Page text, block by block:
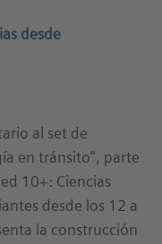
desde
al set de
en tránsito", parte
10+: Ciencias
desde los 12 a
la construcción